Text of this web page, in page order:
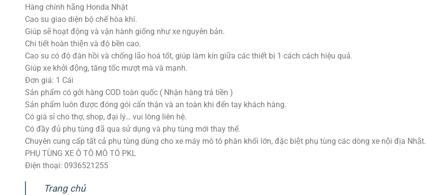
Hàng chính hãng Honda Nhật
Cao su giao diện bộ chế hòa khí.
Giúp sẽ hoạt động và vận hành giống như xe nguyên bản.
Chi tiết hoàn thiện và độ bền cao.
Cao su có độ đàn hồi và chống lão hoá tốt, giúp làm kín giữa các thiết bị 1 cách cách hiệu quả.
Giúp xe khởi động, tăng tốc mượt mà và mạnh.
Đơn giá: 1 Cái
Sản phẩm có gởi hàng COD toàn quốc ( Nhận hàng trả tiền )
Sản phẩm luôn được đóng gói cẩn thận và an toàn khi đến tay khách hàng.
Có giá sỉ cho thợ, shop, đại lý… vui lòng liên hệ.
Có đầy đủ phụ tùng đã qua sử dụng và phụ tùng mới thay thế.
Chuyên cung cấp tất cả phụ tùng dùng cho xe máy mô tô phân khối lớn, đặc biệt phụ tùng các dòng xe nội địa Nhật.
PHỤ TÙNG XE Ô TÔ MÔ TÔ PKL
Điện thoại: 0936521255
Trang chủ